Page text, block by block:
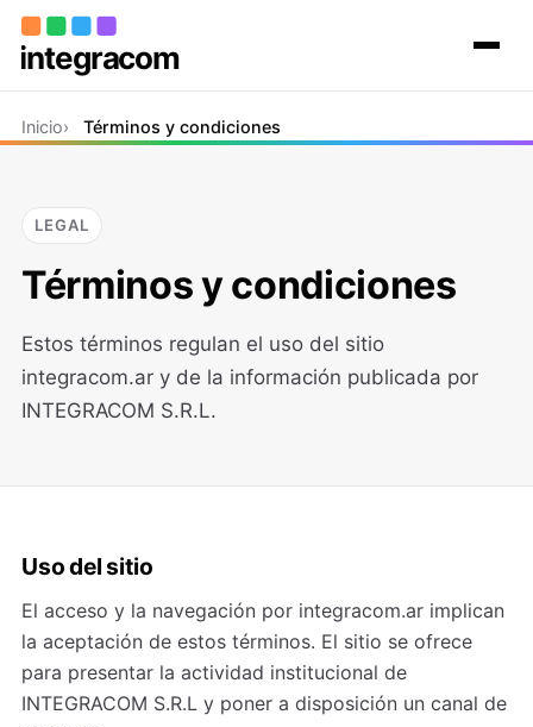
Inicio
El grupo
Contacto
Inicio Términos y condiciones
LEGAL
Términos y condiciones
Estos términos regulan el uso del sitio
integracom.ar y de la información publicada por
INTEGRACOM S.R.L.
Uso del sitio
El acceso y la navegación por integracom.ar implican
la aceptación de estos términos. El sitio se ofrece
para presentar la actividad institucional de
INTEGRACOM S.R.L y poner a disposición un canal de